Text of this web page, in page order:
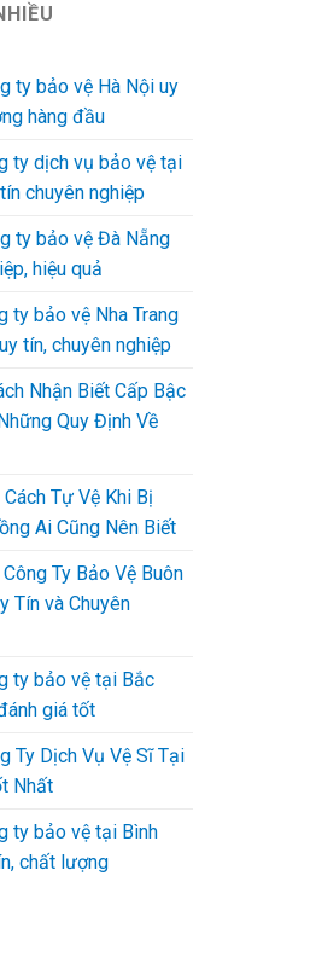
ty bảo vệ Hà Nội uy
hàng đầu
ty dịch vụ bảo vệ tại
chuyên nghiệp
ty bảo vệ Đà Nẵng
hiệu quả
ty bảo vệ Nha Trang
tín, chuyên nghiệp
Nhận Biết Cấp Bậc
Quy Định Về
Tự Vệ Khi Bị
Ai Cũng Nên Biết
Ty Bảo Vệ Buôn
Tín và Chuyên
ty bảo vệ tại Bắc
giá tốt
Ty Dịch Vụ Vệ Sĩ Tại
Nhất
ty bảo vệ tại Bình
chất lượng